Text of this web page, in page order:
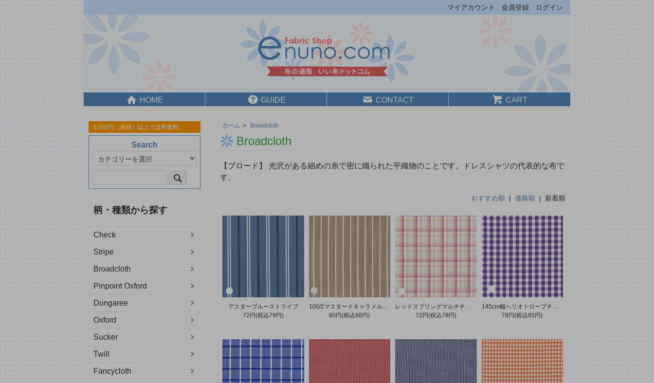
マイアカウント 会員登録 ログイン
HOME GUIDE CONTACT CART
ホーム > Broadcloth
Broadcloth
【ブロード】 光沢がある細めの糸で密に織られた平織物のことです。ドレスシャツの代表的な布で
す。
おすすめ順 | 価格順 | 新着順
アスターブルーストライプ
72円(税込79円)
100/2マスタードキャラメルストライプ
80円(税込88円)
72円(税込79円)
78円(税込85円)
8,000円（税抜）以上で送料無料
Search
柄・種類から探す
Check
Stripe
Broadcloth
Pinpoint Oxford
Dungaree
Oxford
Sucker
Twill
Fancycloth